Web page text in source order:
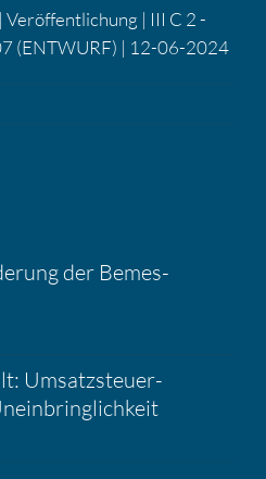
| III C 2 -
(ENTWURF) | 12-06-2024
der Bemes­
Umsatz­steuer-